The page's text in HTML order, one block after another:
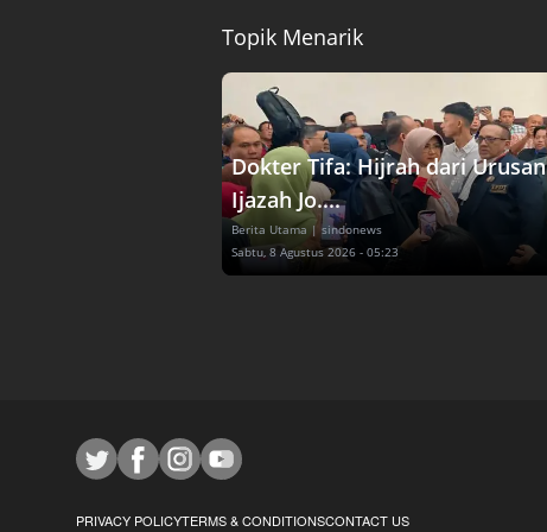
Topik Menarik
Dokter Tifa: Hijrah dari Urusan
Ijazah Jo....
Berita Utama | sindonews
Sabtu, 8 Agustus 2026 - 05:23
PRIVACY POLICYTERMS & CONDITIONSCONTACT US